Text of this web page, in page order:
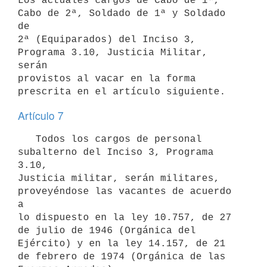
Cabo de 2ª, Soldado de 1ª y Soldado
de
2ª (Equiparados) del Inciso 3,
Programa 3.10, Justicia Militar,
serán
provistos al vacar en la forma
Artículo 7
subalterno del Inciso 3, Programa
3.10,
Justicia militar, serán militares,
proveyéndose las vacantes de acuerdo
a
lo dispuesto en la ley 10.757, de 27
de julio de 1946 (Orgánica del
Ejército) y en la ley 14.157, de 21
de febrero de 1974 (Orgánica de las